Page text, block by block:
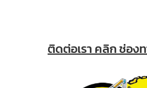
ติดต่อเรา คลิก ช่อง